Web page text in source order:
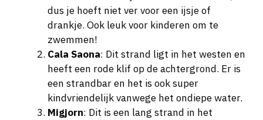
dus je hoeft niet ver voor een ijsje of
drankje. Ook leuk voor kinderen om te
zwemmen!
Cala Saona: Dit strand ligt in het westen en
heeft een rode klif op de achtergrond. Er is
een strandbar en het is ook super
kindvriendelijk vanwege het ondiepe water.
Migjorn: Dit is een lang strand in het